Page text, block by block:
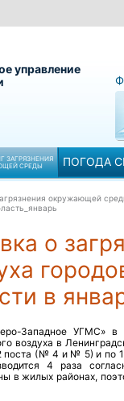
управление
ЗАГРЯЗНЕНИЯ
СРЕДЫ
ПОГОДА
окружающей
о
в
Западное УГМС» в
воздуха в
поста (№ 4 и № 5) и по
4 раза
в жилых районах,